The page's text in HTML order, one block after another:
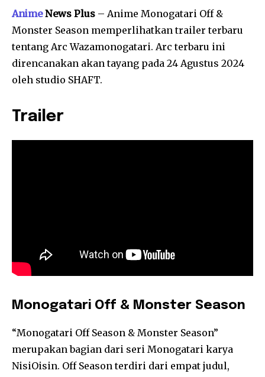
AnimeNews Plus – Anime Monogatari Off &
Monster Season memperlihatkan trailer terbaru
tentang Arc Wazamonogatari. Arc terbaru ini
direncanakan akan tayang pada 24 Agustus 2024
oleh studio SHAFT.
Trailer
Monogatari Off & Monster Season
“Monogatari Off Season & Monster Season”
merupakan bagian dari seri Monogatari karya
NisiOisin. Off Season terdiri dari empat judul,